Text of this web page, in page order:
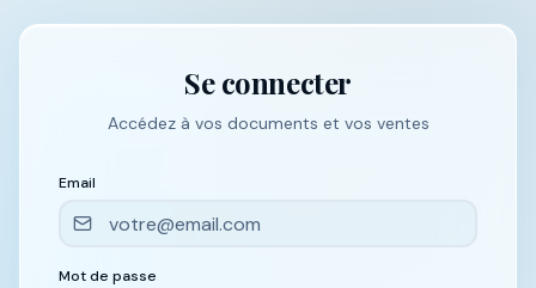
Se connecter
Accédez à vos documents et vos ventes
Email
Mot de passe